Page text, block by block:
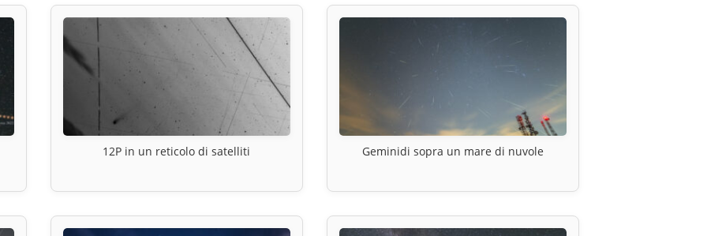
12P in un reticolo di satelliti Geminidi sopra un mare di nuvole